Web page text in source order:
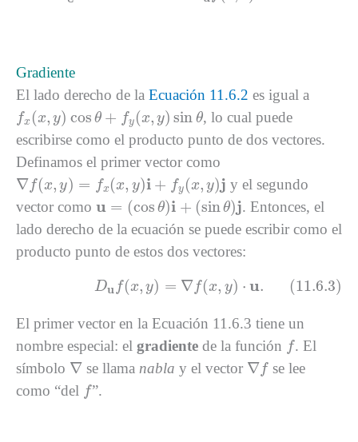
Gradiente
El lado derecho de la Ecuación 11.6.2 es igual a
fx (x, y) cos θ + fy (x, y) sin θ
fx (x cos +f y x, y) θ
, lo cual puede
escribirse como el producto punto de dos vectores.
Definamos el primer vector como
∇ f(x, y) = fx (x, y)i + fy (x, y)j
∇f (x = ,y ) y(x , j
y el segundo
vector como u = (cos θ)i + (sin θ)j
( cos θ +(sin θ) j
. Entonces, el
lado derecho de la ecuación se puede escribir como el
producto punto de estos dos vectores:
Du f(x, y) = ∇ f(x, y) ⋅ u. (11.6.3)
(11.6.3) u ,y) =∇ x,
El primer vector en la Ecuación 11.6.3 tiene un
nombre especial: el gradiente de la función f
f . El
símbolo ∇
∇ se llama nabla y el vector ∇ f
∇f
se lee
como “del f
f ”.